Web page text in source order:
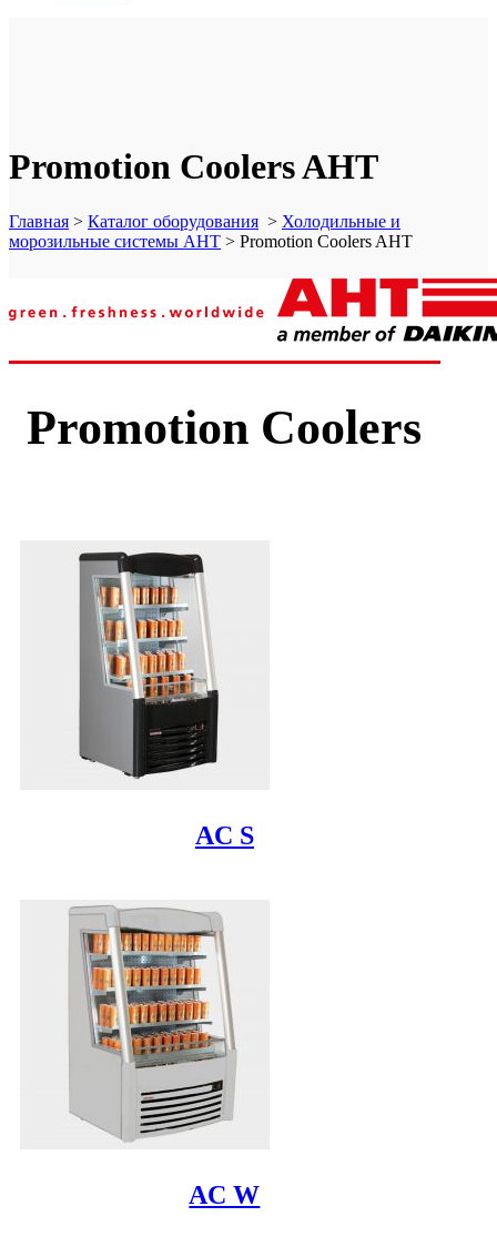
Promotion Coolers AHT
Главная > Каталог оборудования > Холодильные и
морозильные системы AHT > Promotion Coolers AHT
Promotion Coolers
AC S
AC W